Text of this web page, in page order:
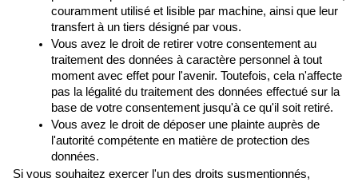
couramment utilisé et lisible par machine, ainsi que leur
transfert à un tiers désigné par vous.
Vous avez le droit de retirer votre consentement au
traitement des données à caractère personnel à tout
moment avec effet pour l'avenir. Toutefois, cela n'affecte
pas la légalité du traitement des données effectué sur la
base de votre consentement jusqu'à ce qu'il soit retiré.
Vous avez le droit de déposer une plainte auprès de
l'autorité compétente en matière de protection des
données.
Si vous souhaitez exercer l'un des droits susmentionnés,